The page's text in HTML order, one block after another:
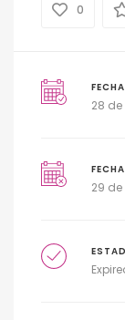
0
28
29